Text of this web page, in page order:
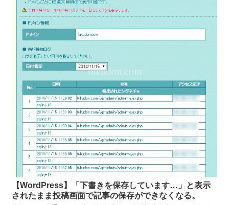
【WordPress】「下書きを保存しています…」と表示
されたまま投稿画面で記事の保存ができなくなる。